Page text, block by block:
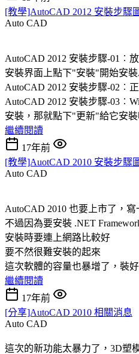
[教學]AutoCAD 2012 安裝步驟
Auto CAD
AutoCAD 2012 安裝步驟-01︰
安裝界面上點下"安裝"開始安裝
AutoCAD 2012 安裝步驟-02︰
AutoCAD 2012 安裝步驟-
安裝，那就點下"更新"給它安裝
繼續閱讀
17年前
[教學]AuotCAD 2010 安裝步驟
Auto CAD
AutoCAD 2010 也要上市了，
不過因為要安裝 .NET
安裝時要連上網路比較好
要不然很難安裝的起來
這次軟體的容量也暴增了，裝
繼續閱讀
17年前
[分享]AutoCAD 2010 相關消息
Auto CAD
這次的新功能太暴力了，3D塑